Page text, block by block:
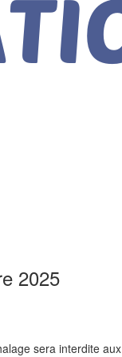
2025
sera interdite